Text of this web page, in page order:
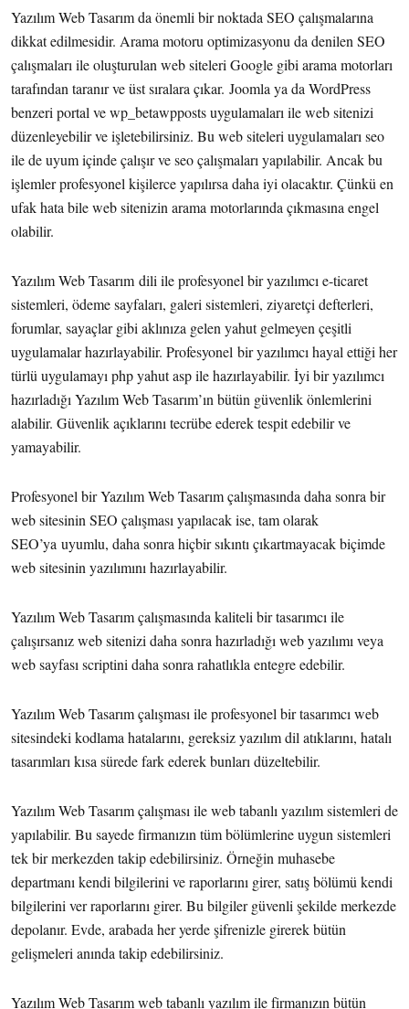
Yazılım Web Tasarım da önemli bir noktada SEO çalışmalarına
dikkat edilmesidir. Arama motoru optimizasyonu da denilen SEO
çalışmaları ile oluşturulan web siteleri Google gibi arama motorları
tarafından taranır ve üst sıralara çıkar. Joomla ya da WordPress
benzeri portal ve wp_betawpposts uygulamaları ile web sitenizi
düzenleyebilir ve işletebilirsiniz. Bu web siteleri uygulamaları seo
ile de uyum içinde çalışır ve seo çalışmaları yapılabilir. Ancak bu
işlemler profesyonel kişilerce yapılırsa daha iyi olacaktır. Çünkü en
ufak hata bile web sitenizin arama motorlarında çıkmasına engel
olabilir.
Yazılım Web Tasarım dili ile profesyonel bir yazılımcı e-ticaret
sistemleri, ödeme sayfaları, galeri sistemleri, ziyaretçi defterleri,
forumlar, sayaçlar gibi aklınıza gelen yahut gelmeyen çeşitli
uygulamalar hazırlayabilir. Profesyonel bir yazılımcı hayal ettiği her
türlü uygulamayı php yahut asp ile hazırlayabilir. İyi bir yazılımcı
hazırladığı Yazılım Web Tasarım’ın bütün güvenlik önlemlerini
alabilir. Güvenlik açıklarını tecrübe ederek tespit edebilir ve
yamayabilir.
Profesyonel bir Yazılım Web Tasarım çalışmasında daha sonra bir
web sitesinin SEO çalışması yapılacak ise, tam olarak
SEO’ya uyumlu, daha sonra hiçbir sıkıntı çıkartmayacak biçimde
web sitesinin yazılımını hazırlayabilir.
Yazılım Web Tasarım çalışmasında kaliteli bir tasarımcı ile
çalışırsanız web sitenizi daha sonra hazırladığı web yazılımı veya
web sayfası scriptini daha sonra rahatlıkla entegre edebilir.
Yazılım Web Tasarım çalışması ile profesyonel bir tasarımcı web
sitesindeki kodlama hatalarını, gereksiz yazılım dil atıklarını, hatalı
tasarımları kısa sürede fark ederek bunları düzeltebilir.
Yazılım Web Tasarım çalışması ile web tabanlı yazılım sistemleri de
yapılabilir. Bu sayede firmanızın tüm bölümlerine uygun sistemleri
tek bir merkezden takip edebilirsiniz. Örneğin muhasebe
departmanı kendi bilgilerini ve raporlarını girer, satış bölümü kendi
bilgilerini ver raporlarını girer. Bu bilgiler güvenli şekilde merkezde
depolanır. Evde, arabada her yerde şifrenizle girerek bütün
gelişmeleri anında takip edebilirsiniz.
Yazılım Web Tasarım web tabanlı yazılım ile firmanızın bütün